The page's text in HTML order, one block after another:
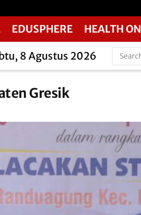
EDUSPHERE HEALTH ON
8 Agustus 2026
Gresik